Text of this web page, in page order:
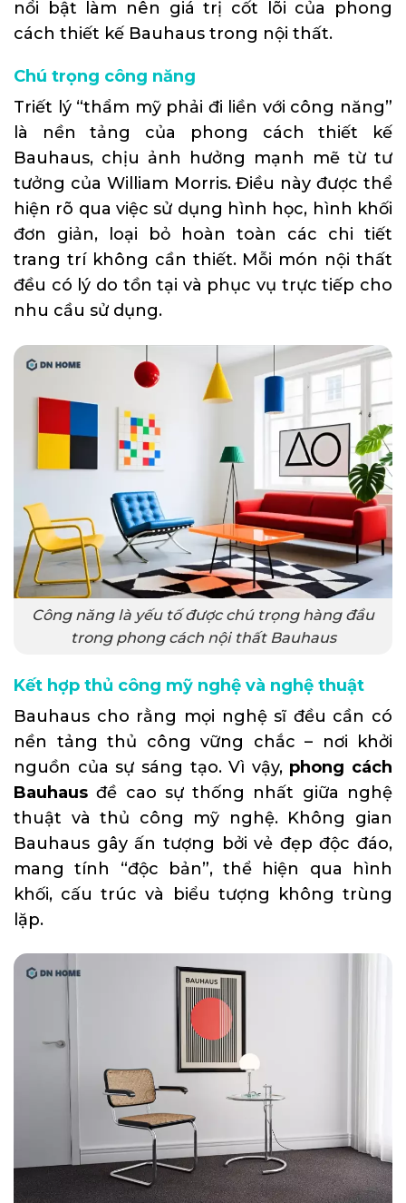
nổi bật làm nên giá trị cốt lõi của phong
cách thiết kế Bauhaus trong nội thất.
Chú trọng công năng
Triết lý “thẩm mỹ phải đi liền với công năng”
là nền tảng của phong cách thiết kế
Bauhaus, chịu ảnh hưởng mạnh mẽ từ tư
tưởng của William Morris. Điều này được thể
hiện rõ qua việc sử dụng hình học, hình khối
đơn giản, loại bỏ hoàn toàn các chi tiết
trang trí không cần thiết. Mỗi món nội thất
đều có lý do tồn tại và phục vụ trực tiếp cho
nhu cầu sử dụng.
Công năng là yếu tố được chú trọng hàng đầu
trong phong cách nội thất Bauhaus
Kết hợp thủ công mỹ nghệ và nghệ thuật
Bauhaus cho rằng mọi nghệ sĩ đều cần có
nền tảng thủ công vững chắc – nơi khởi
nguồn của sự sáng tạo. Vì vậy, phong cách
Bauhaus đề cao sự thống nhất giữa nghệ
thuật và thủ công mỹ nghệ. Không gian
Bauhaus gây ấn tượng bởi vẻ đẹp độc đáo,
mang tính “độc bản”, thể hiện qua hình
khối, cấu trúc và biểu tượng không trùng
lặp.